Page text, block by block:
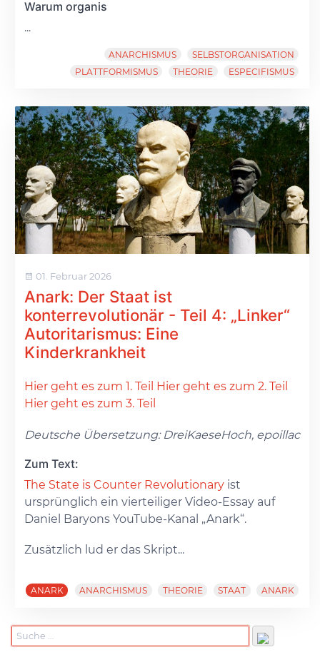
Warum organis
...
ANARCHISMUS
SELBSTORGANISATION
PLATTFORMISMUS
THEORIE ESPECIFISMUS
01. Februar 2026
Anark: Der Staat ist
konterrevolutionär - Teil 4: „Linker“
Autoritarismus: Eine
Kinderkrankheit
Hier geht es zum 1. Teil
Hier geht es zum 2. Teil
Hier geht es zum 3. Teil
Deutsche Übersetzung: DreiKaeseHoch, epoillac
Zum Text:
The State is Counter Revolutionaryist
ursprünglich ein vierteiliger Video-Essay auf
Daniel Baryons YouTube-Kanal „Anark“.
Zusätzlich lud er das Skript...
ANARK ANARCHISMUS THEORIE STAAT ANARK